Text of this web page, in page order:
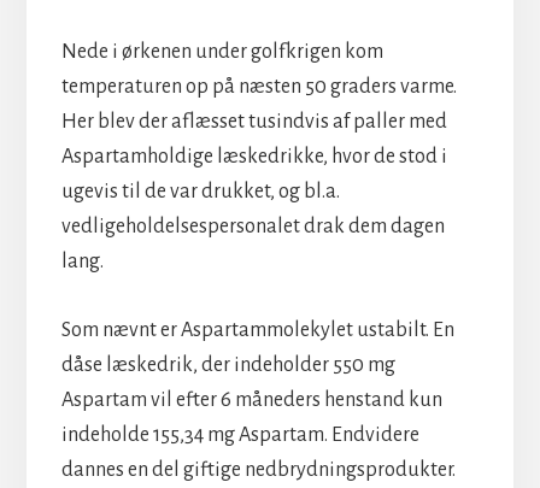
Nede i ørkenen under golfkrigen kom
temperaturen op på næsten 50 graders varme.
Her blev der aflæsset tusindvis af paller med
Aspartamholdige læskedrikke, hvor de stod i
ugevis til de var drukket, og bl.a.
vedligeholdelsespersonalet drak dem dagen
lang.
Som nævnt er Aspartammolekylet ustabilt. En
dåse læskedrik, der indeholder 550 mg
Aspartam vil efter 6 måneders henstand kun
indeholde 155,34 mg Aspartam. Endvidere
dannes en del giftige nedbrydningsprodukter.